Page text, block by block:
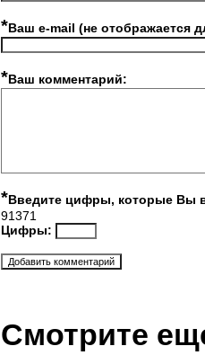
*Ваш e-mail (не отображается
*Ваш комментарий:
*Введите цифры, которые Вы
91371
Цифры:
Смотрите